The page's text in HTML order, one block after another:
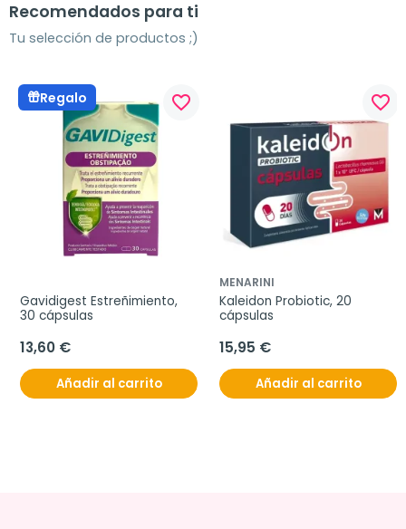
Recomendados para ti
Tu selección de productos ;)
Regalo favorite_border
Gavidigest Estreñimiento,
30 cápsulas
13,60 €
Añadir al carrito
favorite_border
MENARINI
Kaleidon Probiotic, 20
cápsulas
15,95 €
Añadir al carrito